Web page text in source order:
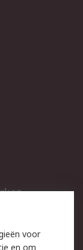
voor
en om